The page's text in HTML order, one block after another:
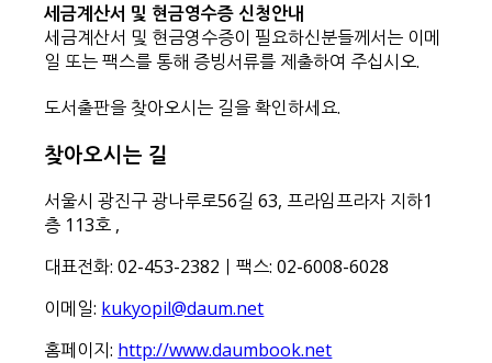
세금계산서 및 현금영수증 신청안내
세금계산서 및 현금영수증이 필요하신분들께서는 이메
일 또는 팩스를 통해 증빙서류를 제출하여 주십시오.
도서출판을 찾아오시는 길을 확인하세요.
찾아오시는 길
서울시 광진구 광나루로56길 63, 프라임프라자 지하1
층 113호 ,
대표전화: 02-453-2382ㅣ팩스: 02-6008-6028
이메일: kukyopil@daum.net
홈페이지: http://www.daumbook.net